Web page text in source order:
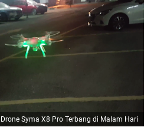
Drone Syma X8 Pro Terbang di Malam Hari